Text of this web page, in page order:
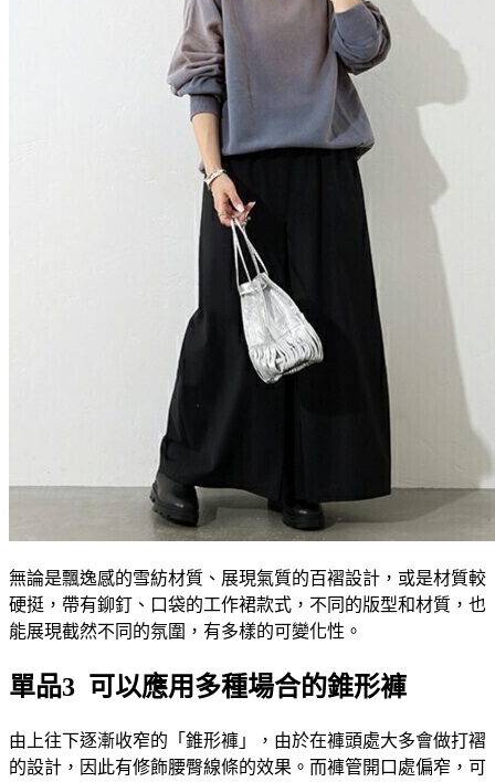
無論是飄逸感的雪紡材質、展現氣質的百褶設計，或是材質較
硬挺，帶有鉚釘、口袋的工作裙款式，不同的版型和材質，也
能展現截然不同的氛圍，有多樣的可變化性。
單品3 可以應用多種場合的錐形褲
由上往下逐漸收窄的「錐形褲」，由於在褲頭處大多會做打褶
的設計，因此有修飾腰臀線條的效果。而褲管開口處偏窄，可